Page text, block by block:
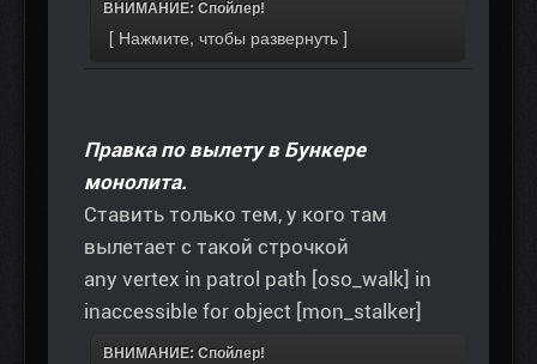
ВНИМАНИЕ: Спойлер!
Правка по вылету в Бункере
монолита.
Ставить только тем, у кого там
вылетает с такой строчкой
any vertex in patrol path [oso_walk] in
inaccessible for object [mon_stalker]
ВНИМАНИЕ: Спойлер!